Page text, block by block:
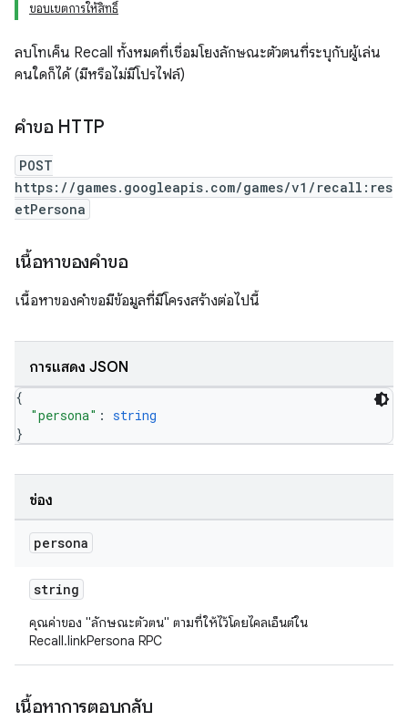
ขอบเขตการให้สิทธิ์
ลบโทเค็น Recall ทั้งหมดที่เชื่อมโยงลักษณะตัวตนที่ระบุกับผู้เล่น
คนใดก็ได้ (มีหรือไม่มีโปรไฟล์)
คำขอ HTTP
POST
https://games.googleapis.com/games/v1/recall:res
etPersona
เนื้อหาของคำขอ
เนื้อหาของคำขอมีข้อมูลที่มีโครงสร้างต่อไปนี้
การแสดง JSON
{
"persona" : string
}
ช่อง
persona
string
คุณค่าของ "ลักษณะตัวตน" ตามที่ให้ไว้โดยไคลเอ็นต์ใน
Recall.linkPersona RPC
เนื้อหาการตอบกลับ